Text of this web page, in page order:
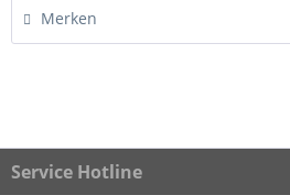
Merken
Service Hotline